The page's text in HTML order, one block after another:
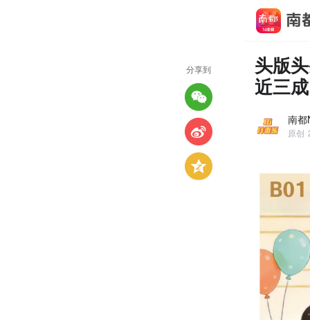
头版
近三成
南都
原创
分享到